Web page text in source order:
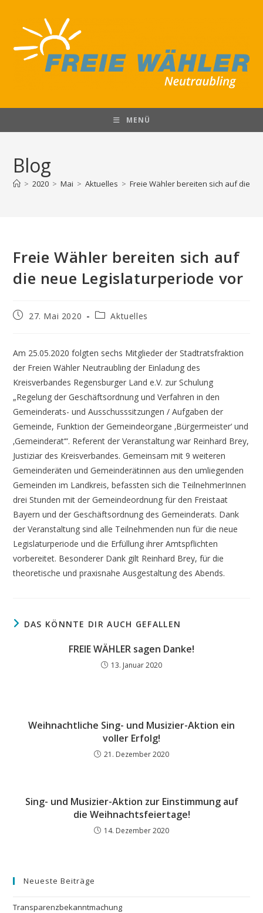
springen
MENÜ
Blog
> 2020 > Mai > Aktuelles > Freie Wähler bereiten sich auf die
Freie Wähler bereiten sich auf
die neue Legislaturperiode vor
Beitrag27. Mai 2020
Beitrags-
Aktuelles
Am 25.05.2020 folgten sechs Mitglieder der Stadtratsfraktion
der Freien Wähler Neutraubling der Einladung des
Kreisverbandes Regensburger Land e.V. zur Schulung
„Regelung der Geschäftsordnung und Verfahren in den
Gemeinderats- und Ausschusssitzungen / Aufgaben der
Gemeinde, Funktion der Gemeindeorgane ‚Bürgermeister‘ und
‚Gemeinderat‘“. Referent der Veranstaltung war Reinhard Brey,
Justiziar des Kreisverbandes. Gemeinsam mit 9 weiteren
Gemeinderäten und Gemeinderätinnen aus den umliegenden
Gemeinden im Landkreis, befassten sich die TeilnehmerInnen
drei Stunden mit der Gemeindeordnung für den Freistaat
Bayern und der Geschäftsordnung des Gemeinderats. Dank
der Veranstaltung sind alle Teilnehmenden nun für die neue
Legislaturperiode und die Erfüllung ihrer Amtspflichten
vorbereitet. Besonderer Dank gilt Reinhard Brey, für die
theoretische und praxisnahe Ausgestaltung des Abends.
DAS KÖNNTE DIR AUCH GEFALLEN
FREIE WÄHLER sagen Danke!
13. Januar 2020
Weihnachtliche Sing- und Musizier-Aktion ein
voller Erfolg!
21. Dezember 2020
Sing- und Musizier-Aktion zur Einstimmung auf
die Weihnachtsfeiertage!
14. Dezember 2020
Neueste Beiträge
Transparenzbekanntmachung